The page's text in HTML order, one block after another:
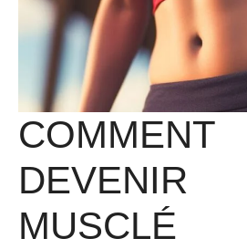
COMMENT
DEVENIR
MUSCLÉ